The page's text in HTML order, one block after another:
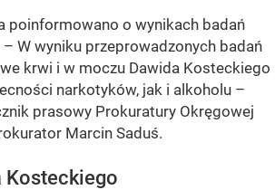
poinformowano o wynikach badań
W wyniku przeprowadzonych badań
krwi i w moczu Dawida Kosteckiego
narkotyków, jak i alkoholu –
prasowy Prokuratury Okręgowej
Marcin Saduś.
Kosteckiego